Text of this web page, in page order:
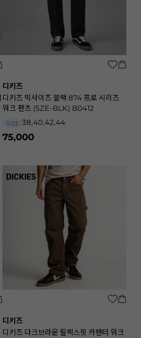
디키즈
디키즈 빅사이즈 블랙 874 프로 시리즈
워크 팬츠 (5ZE-BLK) B0412
SIZE 38,40,42,44
75,000
디키즈
디키즈 다크브라운 릴렉스핏 카펜터 워크